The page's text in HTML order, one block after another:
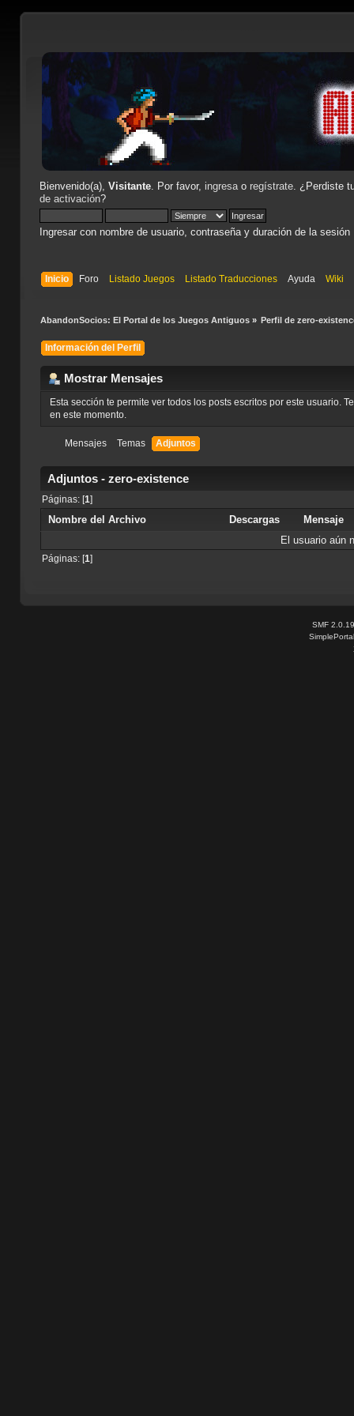
Bienvenido(a), Visitante. Por favor, ingresao regístrate. ¿Perdiste
de activación?
Ingresar con nombre de usuario, contraseña y duración de la sesión
Inicio Foro Listado Juegos Listado Traducciones Ayuda Wiki
AbandonSocios: El Portal de los Juegos Antiguos» Perfil de zero-
Información del Perfil
Mostrar Mensajes
Esta sección te permite ver todos los posts escritos por este usuario.
en este momento.
Mensajes Temas Adjuntos
Adjuntos - zero-existence
Páginas: [1]
Nombre del Archivo Descargas
Mensaje
El usuario aún
Páginas: [1]
SMF 2.0.19